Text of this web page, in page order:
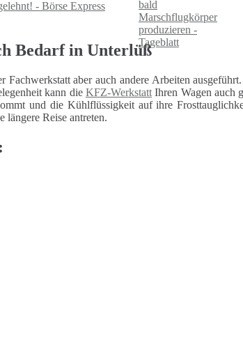
- Börse Express
Bedarf in Unterlüß
Fachwerkstatt aber auch andere Arbeiten
kann die KFZ-WerkstattIhren Wagen auch
und die Kühlflüssigkeit auf ihre
längere Reise antreten.